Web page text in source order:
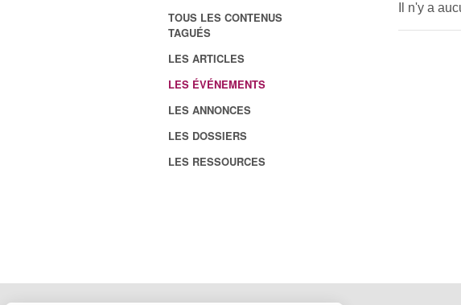
TOUS LES CONTENUS
TAGUÉS
LES ARTICLES
LES ÉVÉNEMENTS
LES ANNONCES
LES DOSSIERS
LES RESSOURCES
Il n'y a